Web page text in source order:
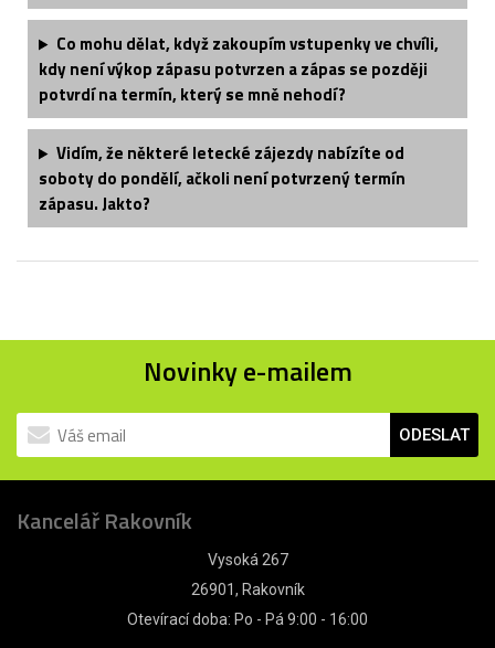
Co mohu dělat, když zakoupím vstupenky ve chvíli,
kdy není výkop zápasu potvrzen a zápas se později
potvrdí na termín, který se mně nehodí?
Vidím, že některé letecké zájezdy nabízíte od
soboty do pondělí, ačkoli není potvrzený termín
zápasu. Jakto?
Novinky e-mailem
ODESLAT
Kancelář Rakovník
Vysoká 267
26901, Rakovník
Otevírací doba: Po - Pá 9:00 - 16:00